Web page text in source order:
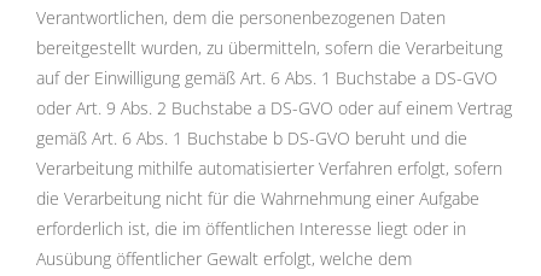
Verantwortlichen, dem die personenbezogenen Daten
bereitgestellt wurden, zu übermitteln, sofern die Verarbeitung
auf der Einwilligung gemäß Art. 6 Abs. 1 Buchstabe a DS-GVO
oder Art. 9 Abs. 2 Buchstabe a DS-GVO oder auf einem Vertrag
gemäß Art. 6 Abs. 1 Buchstabe b DS-GVO beruht und die
Verarbeitung mithilfe automatisierter Verfahren erfolgt, sofern
die Verarbeitung nicht für die Wahrnehmung einer Aufgabe
erforderlich ist, die im öffentlichen Interesse liegt oder in
Ausübung öffentlicher Gewalt erfolgt, welche dem